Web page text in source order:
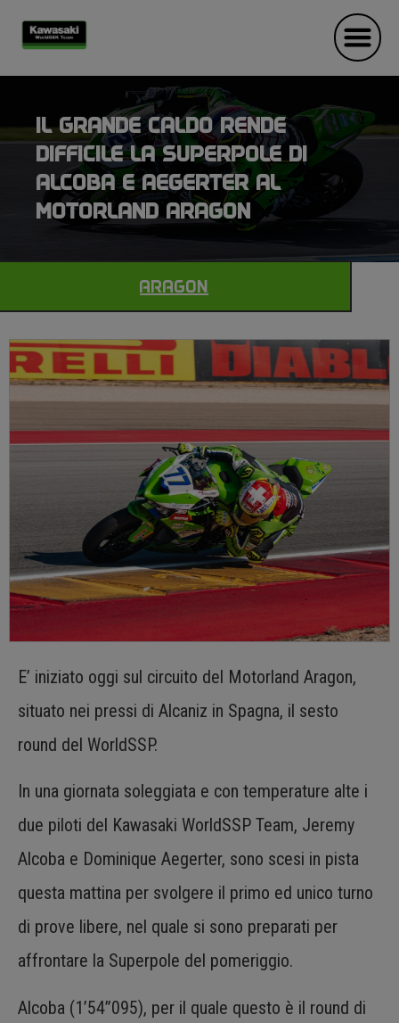
IL GRANDE CALDO RENDE
DIFFICILE LA SUPERPOLE DI
ALCOBA E AEGERTER AL
MOTORLAND ARAGON
ARAGON
E’ iniziato oggi sul circuito del Motorland Aragon,
situato nei pressi di Alcaniz in Spagna, il sesto
round del WorldSSP.
In una giornata soleggiata e con temperature alte i
due piloti del Kawasaki WorldSSP Team, Jeremy
Alcoba e Dominique Aegerter, sono scesi in pista
questa mattina per svolgere il primo ed unico turno
di prove libere, nel quale si sono preparati per
affrontare la Superpole del pomeriggio.
Alcoba (1’54”095), per il quale questo è il round di